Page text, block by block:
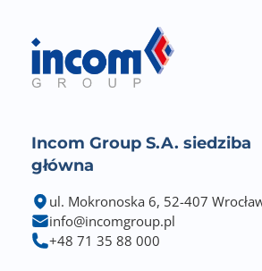
Incom Group S.A. siedziba
główna
ul. Mokronoska 6, 52-407
info@incomgroup.pl
+48 71 35 88 000